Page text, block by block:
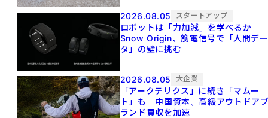
2026.08.05 スタートアップ
ロボットは「力加減」を学べるか
Snow Origin、筋電信号で「人間デー
タ」の壁に挑む
2026.08.05 大企業
「アークテリクス」に続き「マムー
ト」も 中国資本、高級アウトドア
ランド買収を加速